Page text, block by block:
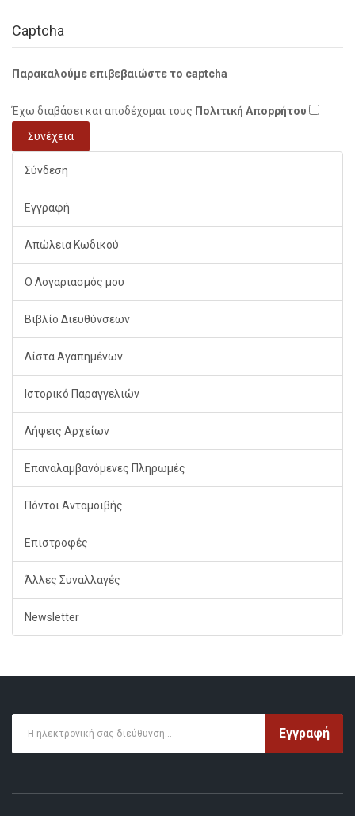
Captcha
Παρακαλούμε επιβεβαιώστε το captcha
Έχω διαβάσει και αποδέχομαι τους Πολιτική Απορρήτου
Σύνδεση
Εγγραφή
Απώλεια Κωδικού
Ο Λογαριασμός μου
Βιβλίο Διευθύνσεων
Λίστα Αγαπημένων
Ιστορικό Παραγγελιών
Λήψεις Αρχείων
Επαναλαμβανόμενες Πληρωμές
Πόντοι Ανταμοιβής
Επιστροφές
Άλλες Συναλλαγές
Newsletter
Εγγραφή